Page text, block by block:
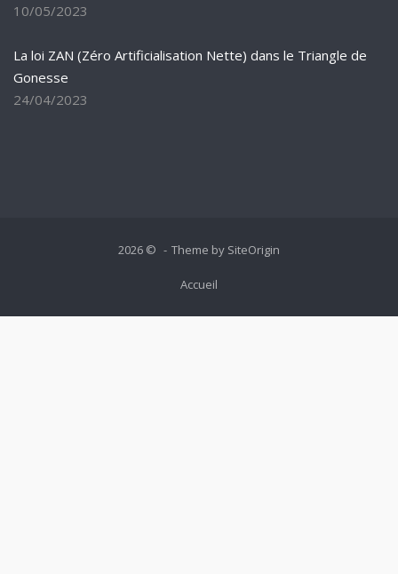
10/05/2023
La loi ZAN (Zéro Artificialisation Nette) dans le Triangle de
Gonesse
24/04/2023
2026 © Theme by SiteOrigin
Accueil